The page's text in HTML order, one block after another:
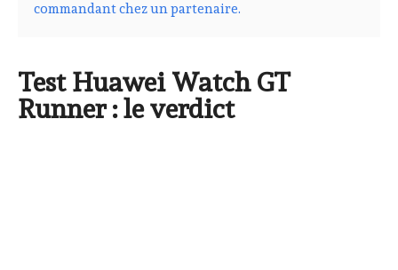
commandant chez un partenaire.
Test Huawei Watch GT
Runner : le verdict